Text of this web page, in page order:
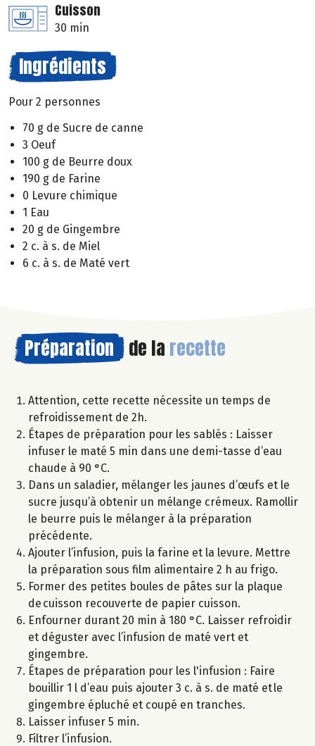
Cuisson
30 min
Ingrédients
Pour 2 personnes
70 g de Sucre de canne
3 Oeuf
100 g de Beurre doux
190 g de Farine
0 Levure chimique
1 Eau
20 g de Gingembre
2 c. à s. de Miel
6 c. à s. de Maté vert
Préparation de la recette
Attention, cette recette nécessite un temps de
refroidissement de 2h.
Étapes de préparation pour les sablés : Laisser
infuser le maté 5 min dans une demi-tasse d’eau
chaude à 90 °C.
Dans un saladier, mélanger les jaunes d’œufs et le
sucre jusqu’à obtenir un mélange crémeux. Ramollir
le beurre puis le mélanger à la préparation
précédente.
Ajouter l’infusion, puis la farine et la levure. Mettre
la préparation sous film alimentaire 2 h au frigo.
Former des petites boules de pâtes sur la plaque
de cuisson recouverte de papier cuisson.
Enfourner durant 20 min à 180 °C. Laisser refroidir
et déguster avec l’infusion de maté vert et
gingembre.
Étapes de préparation pour les l'infusion : Faire
bouillir 1 l d’eau puis ajouter 3 c. à s. de maté et le
gingembre épluché et coupé en tranches.
Laisser infuser 5 min.
Filtrer l’infusion.